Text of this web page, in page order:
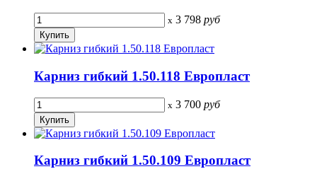
x 3 798 руб
Карниз гибкий 1.50.118 Европласт
x 3 700 руб
Карниз гибкий 1.50.109 Европласт